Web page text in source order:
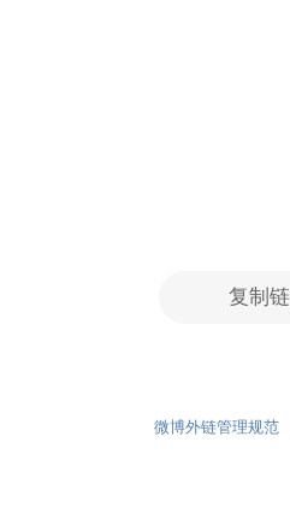
复制
微博外链管理规范